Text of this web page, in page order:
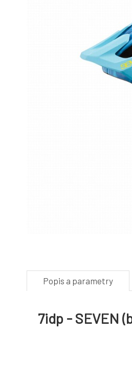
Popis a parametry
7idp - SEVEN